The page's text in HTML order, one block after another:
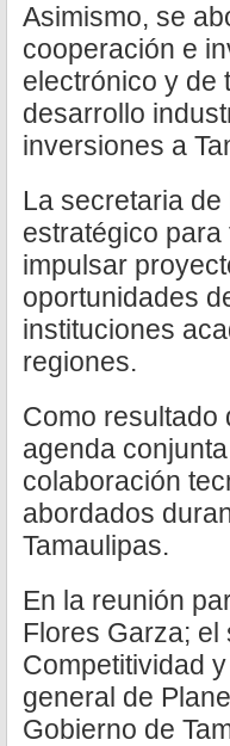
Asimismo, se
cooperación e
electrónico y de
desarrollo
inversiones a
La secretaria
estratégico
impulsar
oportunidades
instituciones
regiones.
Como resultado
agenda
colaboración
abordados
Tamaulipas.
En la reunión
Flores Garza;
Competitividad
general de
Gobierno de